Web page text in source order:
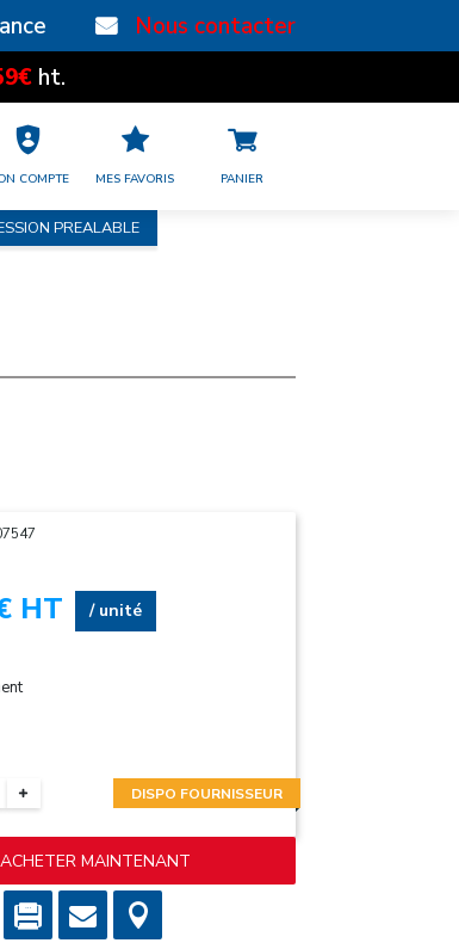
Nous contacter
ht.
COMPTE MES FAVORIS PANIER
PREALABLE
HT / unité
DISPO FOURNISSEUR
ACHETER MAINTENANT